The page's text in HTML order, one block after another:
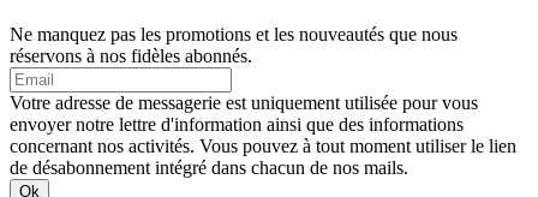
Ne manquez pas les promotions et les nouveautés que nous
réservons à nos fidèles abonnés.
Votre adresse de messagerie est uniquement utilisée pour vous
envoyer notre lettre d'information ainsi que des informations
concernant nos activités. Vous pouvez à tout moment utiliser le lien
de désabonnement intégré dans chacun de nos mails.